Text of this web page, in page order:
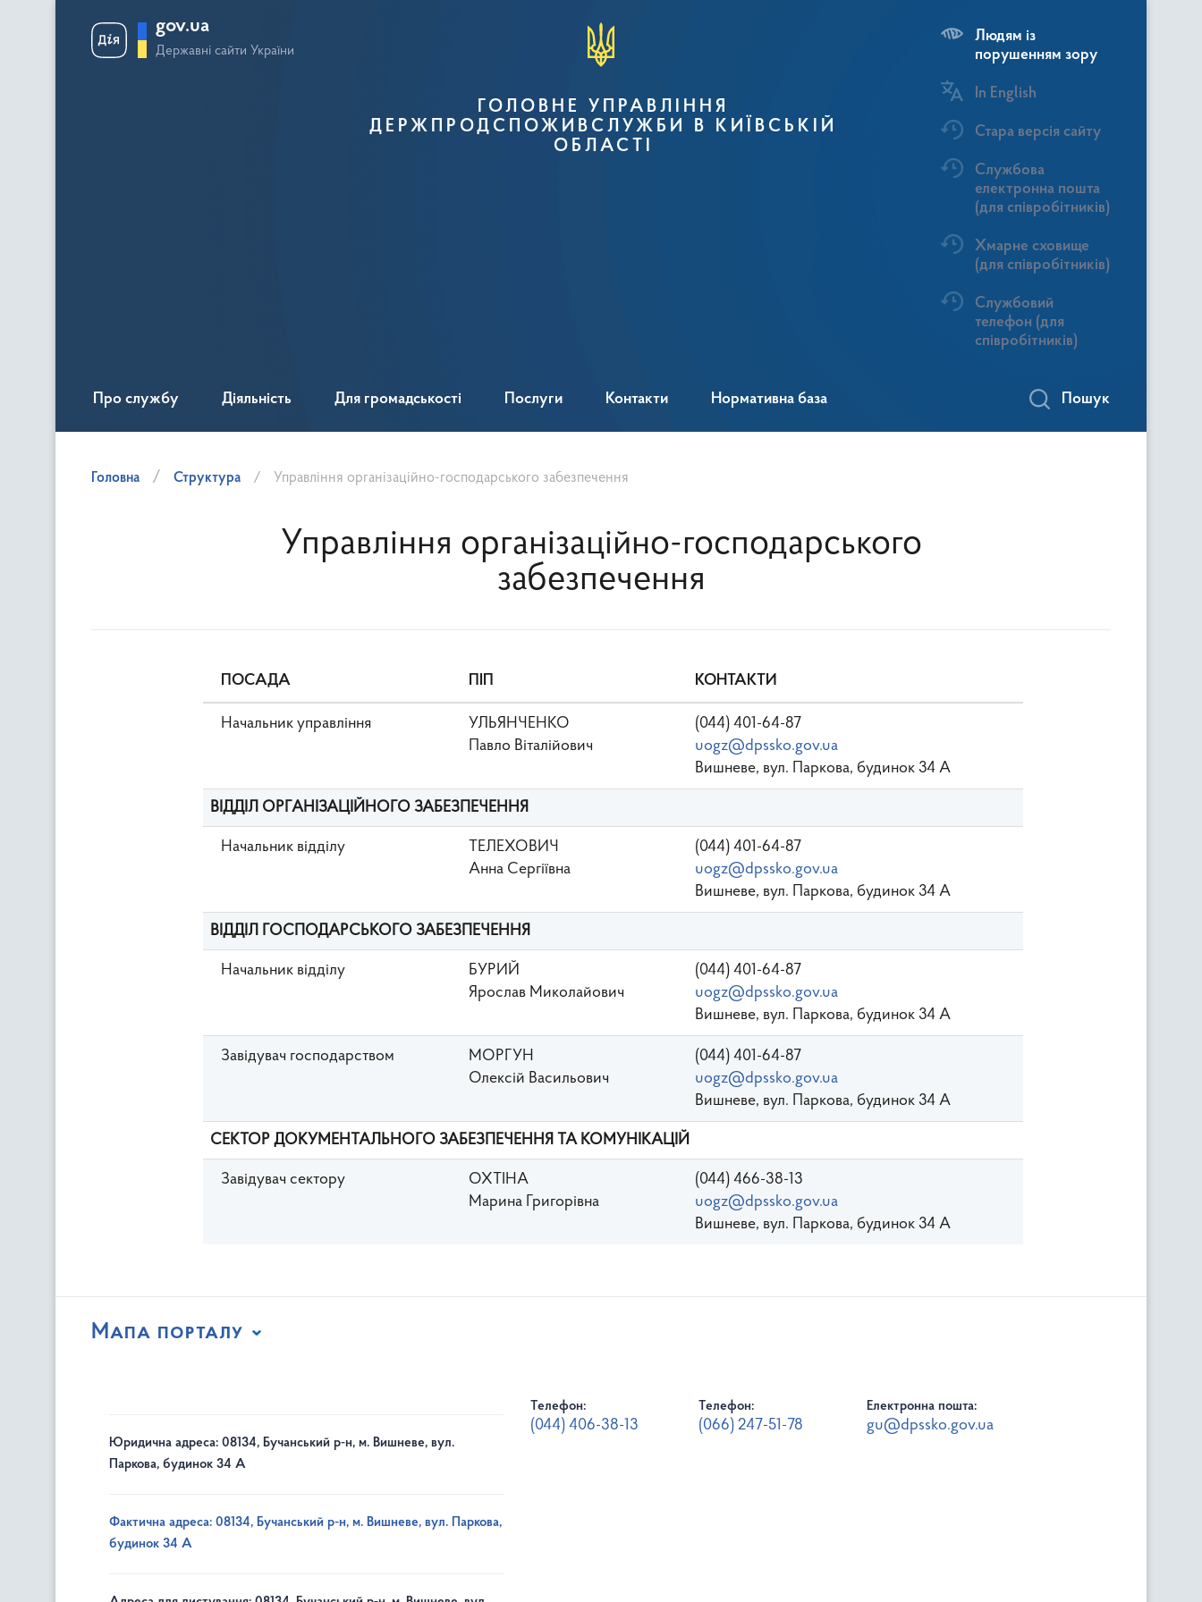
gov.ua
Державні сайти України
ГОЛОВНЕ УПРАВЛІННЯ
ДЕРЖПРОДСПОЖИВСЛУЖБИ В КИЇВСЬКІЙ
ОБЛАСТІ
Людям із
порушенням зору
In English
Стара версія сайту
Службова
електронна пошта
(для співробітників)
Хмарне сховище
(для співробітників)
Службовий
телефон (для
співробітників)
Про службу Діяльність Для громадськості Послуги Контакти Нормативна база Пошук
Головна Структура Управління організаційно-господарського забезпечення
Управління організаційно-господарського
забезпечення
ПОСАДА ПІП КОНТАКТИ
Начальник управління
УЛЬЯНЧЕНКО
Павло Віталійович
(044) 401-64-87
uogz@dpssko.gov.ua
Вишневе, вул. Паркова, будинок 34 А
ВІДДІЛ ОРГАНІЗАЦІЙНОГО ЗАБЕЗПЕЧЕННЯ
Начальник відділу
ТЕЛЕХОВИЧ
Анна Сергіївна
(044) 401-64-87
uogz@dpssko.gov.ua
Вишневе, вул. Паркова, будинок 34 А
ВІДДІЛ ГОСПОДАРСЬКОГО ЗАБЕЗПЕЧЕННЯ
Начальник відділу
БУРИЙ
Ярослав Миколайович
(044) 401-64-87
uogz@dpssko.gov.ua
Вишневе, вул. Паркова, будинок 34 А
Завідувач господарством
МОРГУН
Олексій Васильович
(044) 401-64-87
uogz@dpssko.gov.ua
Вишневе, вул. Паркова, будинок 34 А
СЕКТОР ДОКУМЕНТАЛЬНОГО ЗАБЕЗПЕЧЕННЯ ТА КОМУНІКАЦІЙ
Завідувач сектору
ОХТІНА
Марина Григорівна
(044) 466-38-13
uogz@dpssko.gov.ua
Вишневе, вул. Паркова, будинок 34 А
Мапа порталу
Юридична адреса: 08134, Бучанський р-н, м. Вишневе, вул.
Паркова, будинок 34 А
Фактична адреса: 08134, Бучанський р-н, м. Вишневе, вул. Паркова,
будинок 34 А
Телефон:
(044) 406-38-13
Телефон:
(066) 247-51-78
Електронна пошта:
gu@dpssko.gov.ua